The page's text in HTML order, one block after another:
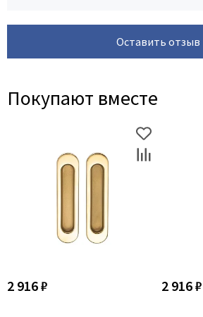
Оставить отзыв
Покупают вместе
2 916 ₽ 2 916 ₽